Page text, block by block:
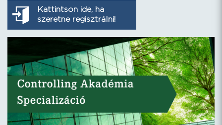
Kattintson ide, ha
szeretne regisztrálni!